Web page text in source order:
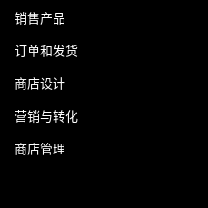
销售产品
订单和发货
商店设计
营销与转化
商店管理